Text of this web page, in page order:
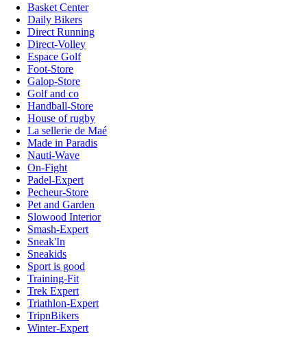
Basket Center
Daily Bikers
Direct Running
Direct-Volley
Espace Golf
Foot-Store
Galop-Store
Golf and co
Handball-Store
House of rugby
La sellerie de Maé
Made in Paradis
Nauti-Wave
On-Fight
Padel-Expert
Pecheur-Store
Pet and Garden
Slowood Interior
Smash-Expert
Sneak'In
Sneakids
Sport is good
Training-Fit
Trek Expert
Triathlon-Expert
TripnBikers
Winter-Expert